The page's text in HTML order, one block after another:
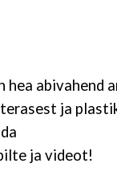
abivahend
ja
ja videot!